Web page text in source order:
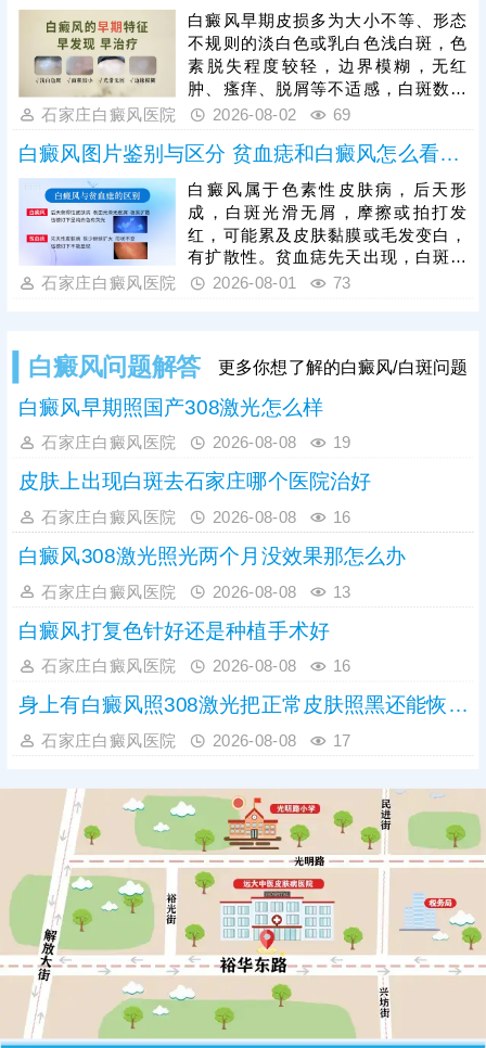
肤ct检查诊断，分析白斑是什么，了
解白斑形成原因。再针对性的制定治
疗、护理方案，助力白斑稳步着色。
白癜风早期皮损多为大小不等、形态
不规则的淡白色或乳白色浅白斑，色
素脱失程度较轻，边界模糊，无红
肿、瘙痒、脱屑等不适感，白斑数量
少、面积小，扩散速度较慢。临床
种皮肤病症状与早期白斑高度相似，
容易误判，需结合科学检查区分，避
免误诊误治。早期是白癜风治疗的黄
金窗口期，此时皮肤黑色素细胞受损
程度低，干预后复色效果好、复色率
高、复发率低。
石家庄白癜风医院 2026-08-02 69
白癜风图片鉴别与区分 贫血痣和白癜风怎么看图分
白癜风属于色素性皮肤病，后天形
成，白斑光滑无屑，摩擦或拍打发
红，可能累及皮肤黏膜或毛发变白，
有扩散性。贫血痣先天出现，白斑局
部出现，无扩散性，持续终身不退。
势互补，查得详细、全面、准确。诊
断清楚再结合患者体质、病情进行治
疗，避免走上治白歧途。
石家庄白癜风医院 2026-08-01 73
白癜风问题解答 更多你想了解的白癜风/白斑问题
白癜风早期照国产308激光怎么样
石家庄白癜风医院 2026-08-08 19
皮肤上出现白斑去石家庄哪个医院治好
石家庄白癜风医院 2026-08-08 16
白癜风308激光照光两个月没效果那怎么办
石家庄白癜风医院 2026-08-08 13
白癜风打复色针好还是种植手术好
石家庄白癜风医院 2026-08-08 16
身上有白癜风照308激光把正常皮肤照黑还能恢复吗
石家庄白癜风医院 2026-08-08 17